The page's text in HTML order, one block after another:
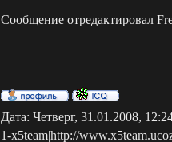
Сообщение отредактировал
Дата: Четверг, 31.01.2008,
1-x5team|http://